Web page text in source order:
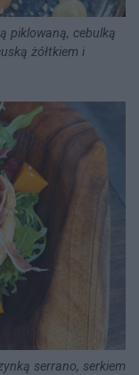
piklowaną, cebulką
żółtkiem i
serrano, serkiem